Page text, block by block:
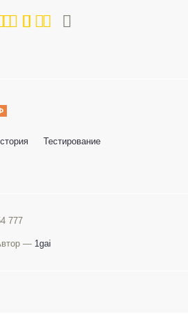
4 5
Тестирование
777
— 1gai